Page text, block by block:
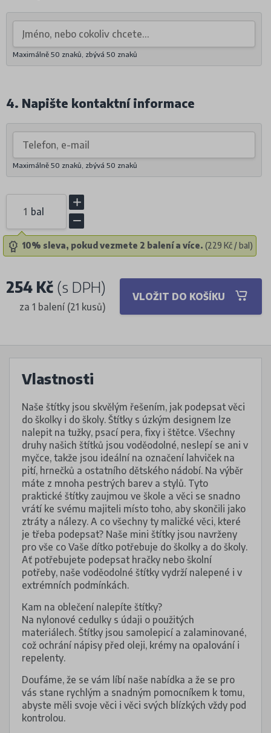
Maximálně 50 znaků, zbývá 50 znaků
4. Napište kontaktní informace
Maximálně 50 znaků, zbývá 50 znaků
bal
10% sleva, pokud vezmete 2 balení a více. (229 Kč / bal)
254 Kč (s DPH)
za 1 balení (21 kusů)
VLOŽIT DO KOŠÍKU
Vlastnosti
Naše štítky jsou skvělým řešením, jak podepsat věci
do školky i do školy. Štítky s úzkým designem lze
nalepit na tužky, psací pera, fixy i štětce. Všechny
druhy našich štítků jsou voděodolné, neslepí se ani v
myčce, takže jsou ideální na označení lahviček na
pití, hrnečků a ostatního dětského nádobí. Na výběr
máte z mnoha pestrých barev a stylů. Tyto
praktické štítky zaujmou ve škole a věci se snadno
vrátí ke svému majiteli místo toho, aby skončili jako
ztráty a nálezy. A co všechny ty maličké věci, které
je třeba podepsat? Naše mini štítky jsou navrženy
pro vše co Vaše dítko potřebuje do školky a do školy.
Ať potřebujete podepsat hračky nebo školní
potřeby, naše voděodolné štítky vydrží nalepené i v
extrémních podmínkách.
Kam na oblečení nalepíte štítky?
Na nylonové cedulky s údaji o použitých
materiálech. Štítky jsou samolepicí a zalaminované,
což ochrání nápisy před oleji, krémy na opalování i
repelenty.
Doufáme, že se vám líbí naše nabídka a že se pro
vás stane rychlým a snadným pomocníkem k tomu,
abyste měli svoje věci i věci svých blízkých vždy pod
kontrolou.